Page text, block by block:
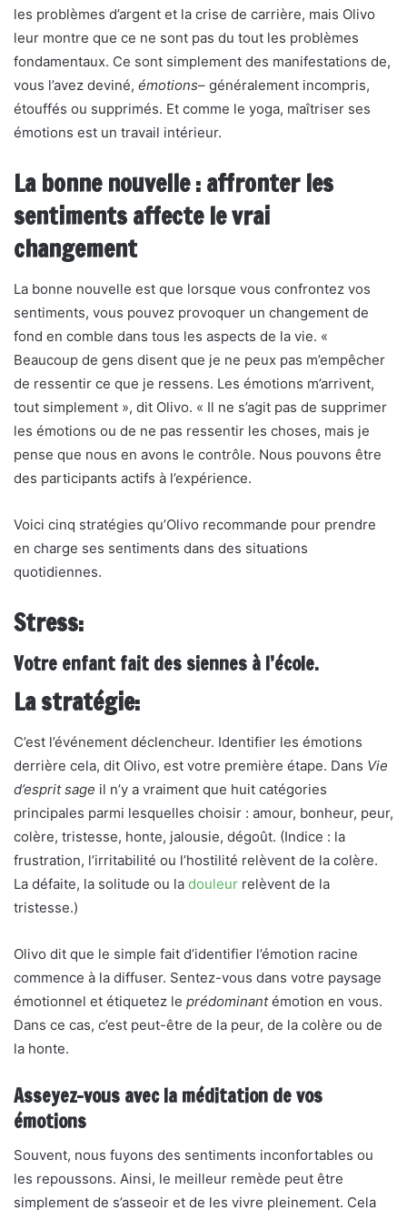
les problèmes d’argent et la crise de carrière, mais Olivo
leur montre que ce ne sont pas du tout les problèmes
fondamentaux. Ce sont simplement des manifestations de,
vous l’avez deviné, émotions– généralement incompris,
étouffés ou supprimés. Et comme le yoga, maîtriser ses
émotions est un travail intérieur.
La bonne nouvelle : affronter les
sentiments affecte le vrai
changement
La bonne nouvelle est que lorsque vous confrontez vos
sentiments, vous pouvez provoquer un changement de
fond en comble dans tous les aspects de la vie. «
Beaucoup de gens disent que je ne peux pas m’empêcher
de ressentir ce que je ressens. Les émotions m’arrivent,
tout simplement », dit Olivo. « Il ne s’agit pas de supprimer
les émotions ou de ne pas ressentir les choses, mais je
pense que nous en avons le contrôle. Nous pouvons être
des participants actifs à l’expérience.
Voici cinq stratégies qu’Olivo recommande pour prendre
en charge ses sentiments dans des situations
quotidiennes.
Stress:
Votre enfant fait des siennes à l’école.
La stratégie:
C’est l’événement déclencheur. Identifier les émotions
derrière cela, dit Olivo, est votre première étape. Dans Vie
d’esprit sage il n’y a vraiment que huit catégories
principales parmi lesquelles choisir : amour, bonheur, peur,
colère, tristesse, honte, jalousie, dégoût. (Indice : la
frustration, l’irritabilité ou l’hostilité relèvent de la colère.
La défaite, la solitude ou la douleur relèvent de la
tristesse.)
Olivo dit que le simple fait d’identifier l’émotion racine
commence à la diffuser. Sentez-vous dans votre paysage
émotionnel et étiquetez le prédominantémotion en vous.
Dans ce cas, c’est peut-être de la peur, de la colère ou de
la honte.
Asseyez-vous avec la méditation de vos
émotions
Souvent, nous fuyons des sentiments inconfortables ou
les repoussons. Ainsi, le meilleur remède peut être
simplement de s’asseoir et de les vivre pleinement. Cela